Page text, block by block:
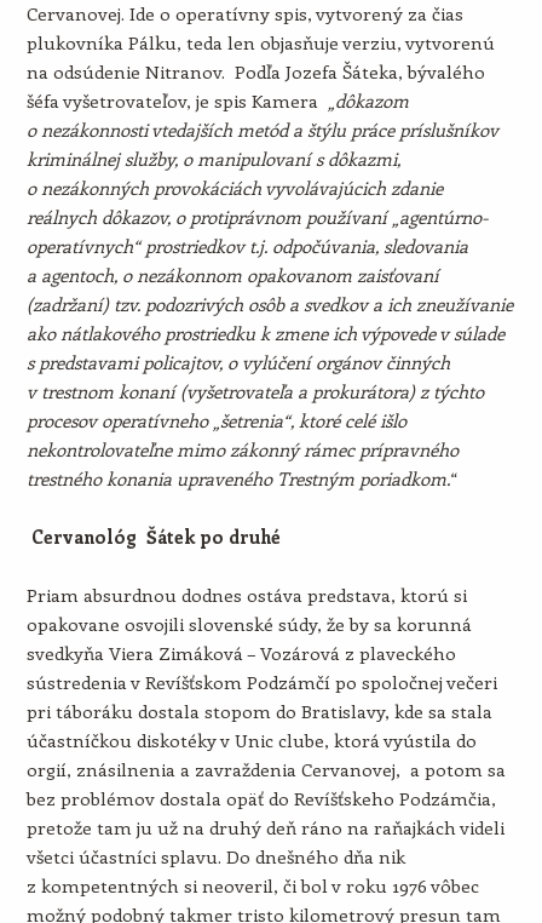
Cervanovej. Ide o operatívny spis, vytvorený za čias
plukovníka Pálku, teda len objasňuje verziu, vytvorenú
na odsúdenie Nitranov. Podľa Jozefa Šáteka, bývalého
šéfa vyšetrovateľov, je spis Kamera „dôkazom
o nezákonnosti vtedajších metód a štýlu práce príslušníkov
kriminálnej služby, o manipulovaní s dôkazmi,
o nezákonných provokáciách vyvolávajúcich zdanie
reálnych dôkazov, o protiprávnom používaní „agentúrno-
operatívnych“ prostriedkov t.j. odpočúvania, sledovania
a agentoch, o nezákonnom opakovanom zaisťovaní
(zadržaní) tzv. podozrivých osôb a svedkov a ich zneužívanie
ako nátlakového prostriedku k zmene ich výpovede v súlade
s predstavami policajtov, o vylúčení orgánov činných
v trestnom konaní (vyšetrovateľa a prokurátora) z týchto
procesov operatívneho „šetrenia“, ktoré celé išlo
nekontrolovateľne mimo zákonný rámec prípravného
trestného konania upraveného Trestným poriadkom.“
Cervanológ Šátek po druhé
Priam absurdnou dodnes ostáva predstava, ktorú si
opakovane osvojili slovenské súdy, že by sa korunná
svedkyňa Viera Zimáková – Vozárová z plaveckého
sústredenia v Revíšťskom Podzámčí po spoločnej večeri
pri táboráku dostala stopom do Bratislavy, kde sa stala
účastníčkou diskotéky v Unic clube, ktorá vyústila do
orgií, znásilnenia a zavraždenia Cervanovej, a potom sa
bez problémov dostala opäť do Revíšťskeho Podzámčia,
pretože tam ju už na druhý deň ráno na raňajkách videli
všetci účastníci splavu. Do dnešného dňa nik
z kompetentných si neoveril, či bol v roku 1976 vôbec
možný podobný takmer tristo kilometrový presun tam